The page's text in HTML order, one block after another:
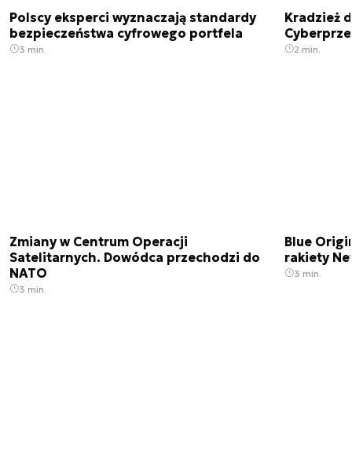
Polscy eksperci wyznaczają standardy
bezpieczeństwa cyfrowego portfela
3 min.
Kradzież
2 min.
Zmiany w Centrum Operacji
Satelitarnych. Dowódca przechodzi do
NATO
3 min.
Blue
rakiety
3 min.